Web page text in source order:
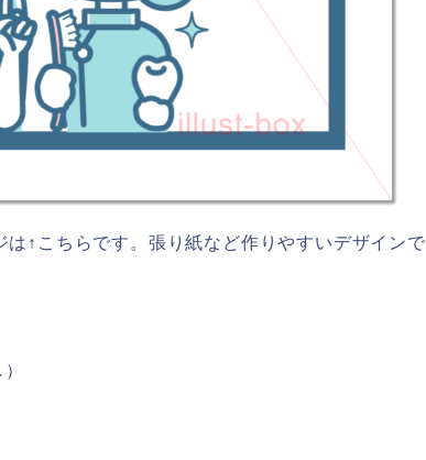
↑こちらです。張り紙など作りやすいデザインで